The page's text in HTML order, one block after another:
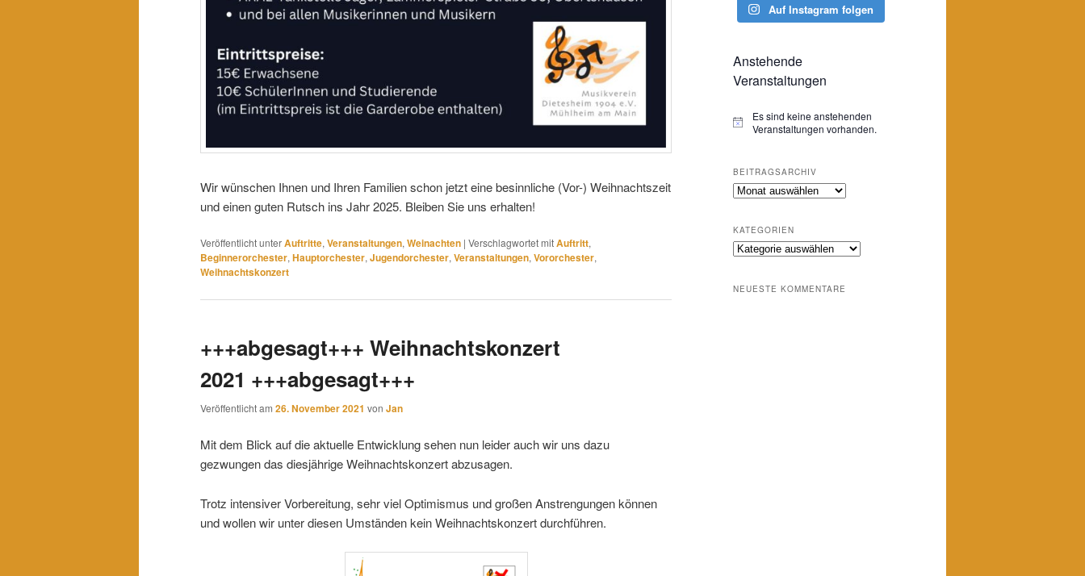
Wir wünschen Ihnen und Ihren Familien schon jetzt eine besinnliche (Vor-) Weihnachtszeit
und einen guten Rutsch ins Jahr 2025. Bleiben Sie uns erhalten!
Veröffentlicht unterAuftritte, Veranstaltungen, Weinachten | Verschlagwortet mitAuftritt,
Beginnerorchester, Hauptorchester, Jugendorchester, Veranstaltungen, Vororchester,
Weihnachtskonzert
+++abgesagt+++ Weihnachtskonzert
2021 +++abgesagt+++
Veröffentlicht am 26. November 2021 von Jan
Mit dem Blick auf die aktuelle Entwicklung sehen nun leider auch wir uns dazu
gezwungen das diesjährige Weihnachtskonzert abzusagen.
Trotz intensiver Vorbereitung, sehr viel Optimismus und großen Anstrengungen können
und wollen wir unter diesen Umständen kein Weihnachtskonzert durchführen.
Auf Instagram folgen
Anstehende
Veranstaltungen
Hinweis
Es sind keine anstehenden
Veranstaltungen vorhanden.
BEITRAGSARCHIV
Beitragsarchiv
KATEGORIEN
Kategorien
NEUESTE KOMMENTARE